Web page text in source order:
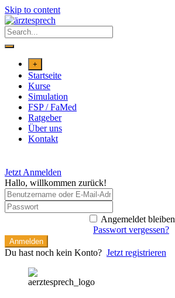
Skip to content
+
Startseite
Kurse
Simulation
FSP / FaMed
Ratgeber
Über uns
Kontakt
Jetzt Anmelden
Hallo, willkommen zurück!
Angemeldet bleiben
Passwort vergessen?
Anmelden
Du hast noch kein Konto? Jetzt registrieren